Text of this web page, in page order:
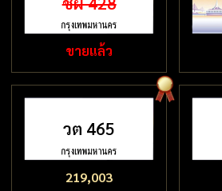
ขายแล้ว
วต 465
219,003